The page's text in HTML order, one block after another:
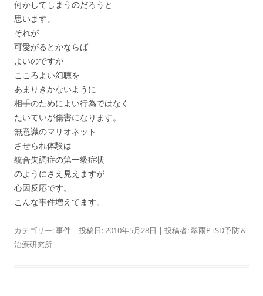
何かしてしまうのだろうと
思います。
それが
可愛がるとかならば
よいのですが
こころよい幻聴を
あまりきかないように
相手のためによい行為ではなく
たいていが傷害になります。
無意識のマリオネット
させられ体験は
統合失調症の第一級症状
のようにさえ見えますが
心因反応です。
こんな事件増えてます。
カテゴリー:事件 | 投稿日:2010年5月28日 | 投稿者:翠雨PTSD予防＆
治療研究所